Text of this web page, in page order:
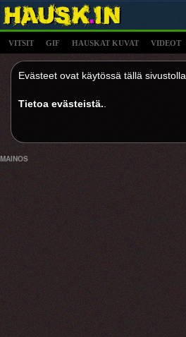
VITSIT GIF HAUSKAT KUVAT VIDEOT
Evästeet ovat käytössä tällä sivustolla.
Tietoa evästeistä.
MAINOS